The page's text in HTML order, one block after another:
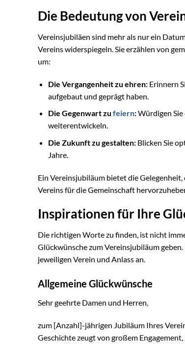
Die Bedeutung von
Vereinsjubiläen sind mehr als nur ein
Vereins widerspiegeln. Sie erzählen von
um:
Die Vergangenheit zu ehren:Erinnern
aufgebaut und geprägt haben.
Die Gegenwart zu feiern:Würdigen Sie
weiterentwickeln.
Die Zukunft zu gestalten:Blicken Sie
Jahre.
Ein Vereinsjubiläum bietet die
Vereins für die Gemeinschaft
Inspirationen für Ihre
Die richtigen Worte zu finden, ist nicht
Glückwünsche zum Vereinsjubiläum
jeweiligen Verein und Anlass an.
Allgemeine Glückwünsche
Sehr geehrte Damen und Herren,
zum [Anzahl]-jährigen Jubiläum Ihres
Geschichte zeugt von großem